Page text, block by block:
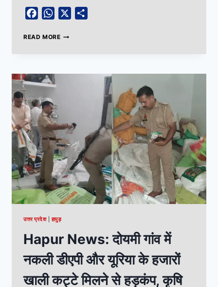
FacebookWhatsApp
READ MORE
उत्तर प्रदेश|हापुड़
Hapur News: दोयमी गांव में
नकली डीएपी और यूरिया के हजारों
खाली कट्टे मिलने से हड़कंप, कृषि